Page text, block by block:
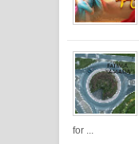
for ...